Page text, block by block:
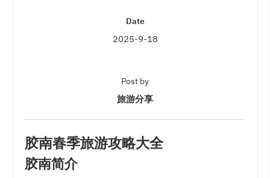
Date
2025-9-18
Post by
旅游分享
胶南春季旅游攻略大全
胶南简介